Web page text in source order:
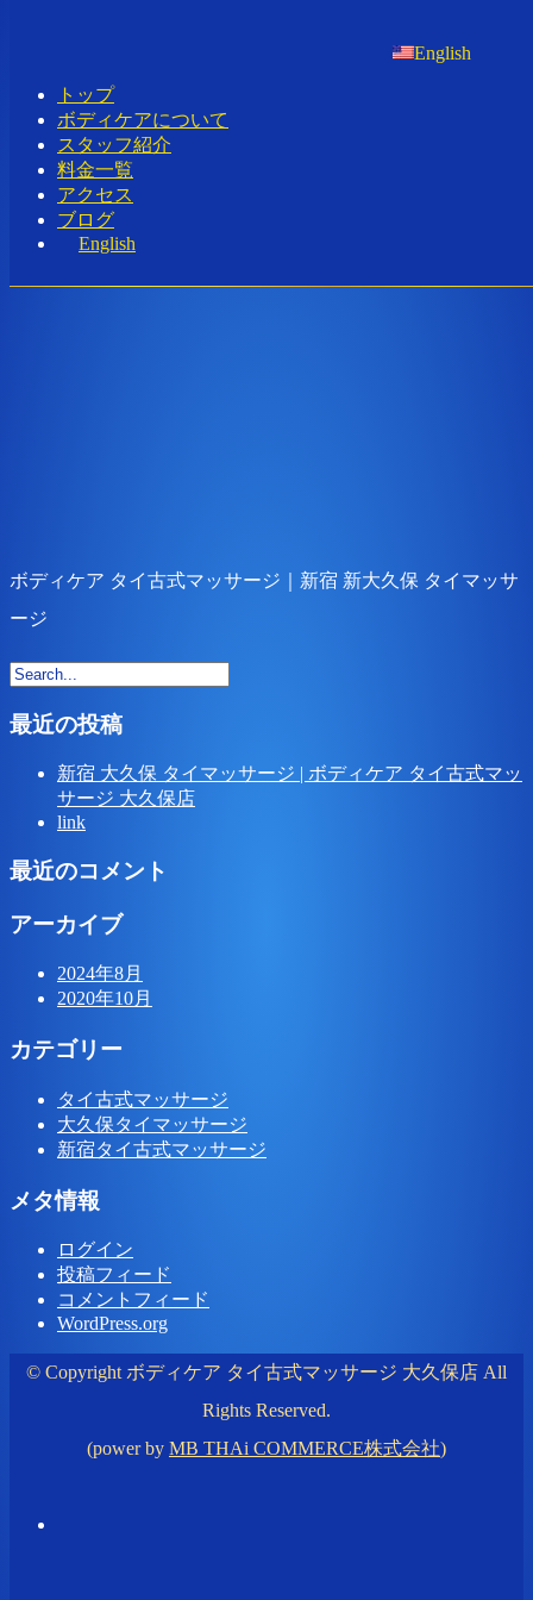
English
Toggle navigation
トップ
ボディケアについて
スタッフ紹介
料金一覧
アクセス
ブログ
English
ボディケア タイ古式マッサージ｜新宿
新大久保 タイマッサージ
--ボディ…
ボディケア タイ古式マッサージ｜新宿 新大久保 タイマッサ
ージ
最近の投稿
新宿 大久保 タイマッサージ | ボディケア タイ古式マッ
サージ 大久保店
link
最近のコメント
アーカイブ
2024年8月
2020年10月
カテゴリー
タイ古式マッサージ
大久保タイマッサージ
新宿タイ古式マッサージ
メタ情報
ログイン
投稿フィード
コメントフィード
WordPress.org
© Copyright ボディケア タイ古式マッサージ 大久保店 All
Rights Reserved.
(power by MB THAi COMMERCE株式会社)